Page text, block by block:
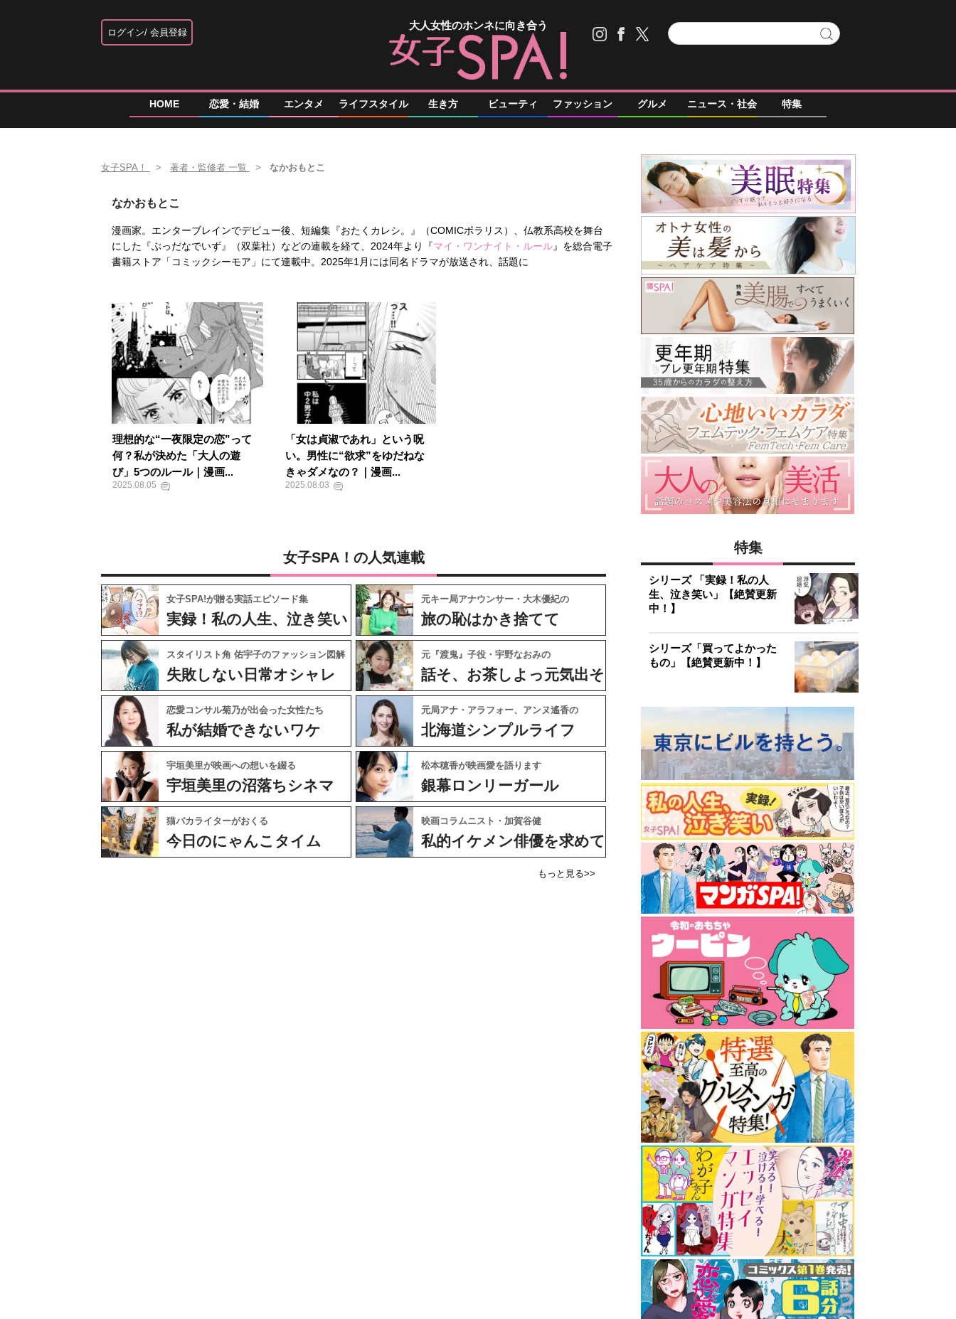
ログイン 会員登録
大人女性のホンネに向き合う
HOME 恋愛・結婚 エンタメ ライフスタイル 生き方 ビューティ ファッション グルメ ニュース・社会 特集
女子SPA！ 著者・監修者 一覧 なかおもとこ
なかおもとこ
漫画家。エンターブレインでデビュー後、短編集『おたくカレシ。』（COMICポラリス）、仏教系高校を舞台
にした『ぶっだなでいず』（双葉社）などの連載を経て、2024年より『マイ・ワンナイト・ルール』を総合電子
書籍ストア「コミックシーモア」にて連載中。2025年1月には同名ドラマが放送され、話題に
理想的な“一夜限定の恋”って
何？私が決めた「大人の遊
び」5つのルール｜漫画...
2025.08.05
「女は貞淑であれ」という呪
い。男性に“欲求”をゆだねな
きゃダメなの？｜漫画...
2025.08.03
女子SPA！の人気連載
女子SPA!が贈る実話エピソード集
実録！私の人生、泣き笑い
元キー局アナウンサー・大木優紀の
旅の恥はかき捨てて
スタイリスト角 佑宇子のファッション図解
失敗しない日常オシャレ
元『渡鬼』子役・宇野なおみの
話そ、お茶しよっ元気出そ
恋愛コンサル菊乃が出会った女性たち
私が結婚できないワケ
元局アナ・アラフォー、アンヌ遙香の
北海道シンプルライフ
宇垣美里が映画への想いを綴る
宇垣美里の沼落ちシネマ
松本穂香が映画愛を語ります
銀幕ロンリーガール
猫バカライターがおくる
今日のにゃんこタイム
映画コラムニスト・加賀谷健
私的イケメン俳優を求めて
もっと見る>>
特集
シリーズ 「実録！私の人
生、泣き笑い」【絶賛更新
中！】
シリーズ「買ってよかった
もの」【絶賛更新中！】